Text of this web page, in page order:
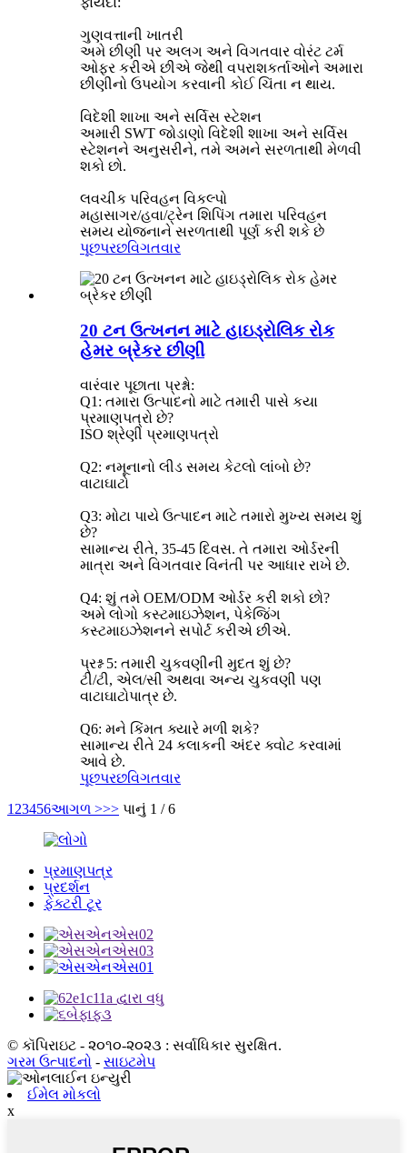
ગુણવત્તાની ખાતરી
અમે છીણી પર અલગ અને વિગતવાર વોરંટ ટર્મ
ઓફર કરીએ છીએ જેથી વપરાશકર્તાઓને અમારા
છીણીનો ઉપયોગ કરવાની કોઈ ચિંતા ન થાય.
વિદેશી શાખા અને સર્વિસ સ્ટેશન
અમારી SWT જોડાણો વિદેશી શાખા અને સર્વિસ
સ્ટેશનને અનુસરીને, તમે અમને સરળતાથી મેળવી
શકો છો.
લવચીક પરિવહન વિકલ્પો
મહાસાગર/હવા/ટ્રેન શિપિંગ તમારા પરિવહન
સમય યોજનાને સરળતાથી પૂર્ણ કરી શકે છે
પૂછપરછવિગતવાર
20 ટન ઉત્ખનન માટે હાઇડ્રોલિક રોક
હેમર બ્રેકર છીણી
વારંવાર પૂછાતા પ્રશ્નો:
Q1: તમારા ઉત્પાદનો માટે તમારી પાસે કયા
પ્રમાણપત્રો છે?
ISO શ્રેણી પ્રમાણપત્રો
Q2: નમૂનાનો લીડ સમય કેટલો લાંબો છે?
વાટાઘાટો
Q3: મોટા પાયે ઉત્પાદન માટે તમારો મુખ્ય સમય શું
છે?
સામાન્ય રીતે, 35-45 દિવસ. તે તમારા ઓર્ડરની
માત્રા અને વિગતવાર વિનંતી પર આધાર રાખે છે.
Q4: શું તમે OEM/ODM ઓર્ડર કરી શકો છો?
અમે લોગો કસ્ટમાઇઝેશન, પેકેજિંગ
કસ્ટમાઇઝેશનને સપોર્ટ કરીએ છીએ.
પ્રશ્ન 5: તમારી ચુકવણીની મુદત શું છે?
ટી/ટી, એલ/સી અથવા અન્ય ચુકવણી પણ
વાટાઘાટોપાત્ર છે.
Q6: મને કિંમત ક્યારે મળી શકે?
સામાન્ય રીતે 24 કલાકની અંદર ક્વોટ કરવામાં
આવે છે.
પૂછપરછવિગતવાર
123456આગળ >>> પાનું 1 / 6
પ્રમાણપત્ર
પ્રદર્શન
ફેક્ટરી ટૂર
© કૉપિરાઇટ - ૨૦૧૦-૨૦૨૩ : સર્વાધિકાર સુરક્ષિત.
ગરમ ઉત્પાદનો - સાઇટમેપ
ઈમેલ મોકલો
x